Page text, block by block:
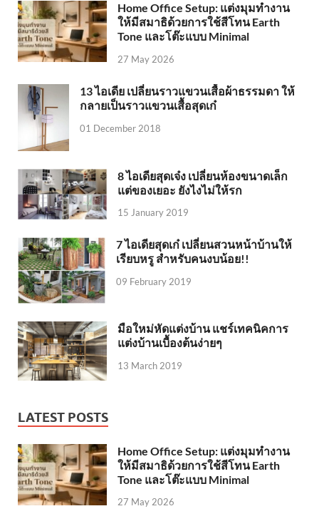
Home Office Setup: แต่งมุมทำงาน
ให้มีสมาธิด้วยการใช้สีโทน Earth
Tone และโต๊ะแบบ Minimal
27 May 2026
13 ไอเดีย เปลี่ยนราวแขวนเสื้อผ้าธรรมดา ให้
กลายเป็นราวแขวนเสื้อสุดเก๋
01 December 2018
8 ไอเดียสุดเจ๋ง เปลี่ยนห้องขนาดเล็ก
แต่ของเยอะ ยังไงไม่ให้รก
15 January 2019
7 ไอเดียสุดเก๋ เปลี่ยนสวนหน้าบ้านให้
เรียบหรู สำหรับคนงบน้อย!!
09 February 2019
มือใหม่หัดแต่งบ้าน แชร์เทคนิคการ
แต่งบ้านเบื้องต้นง่ายๆ
13 March 2019
LATEST POSTS
Home Office Setup: แต่งมุมทำงาน
ให้มีสมาธิด้วยการใช้สีโทน Earth
Tone และโต๊ะแบบ Minimal
27 May 2026